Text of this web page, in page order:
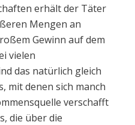
erhält der Täter
Mengen an
Gewinn auf dem
vielen
das natürlich gleich
mit denen sich manch
verschafft
die über die